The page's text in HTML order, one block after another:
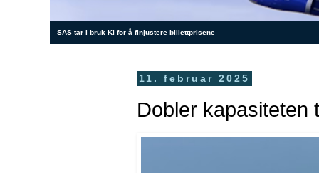
SAS tar i bruk KI for å finjustere billettprisene
11. februar 2025
Dobler kapasiteten